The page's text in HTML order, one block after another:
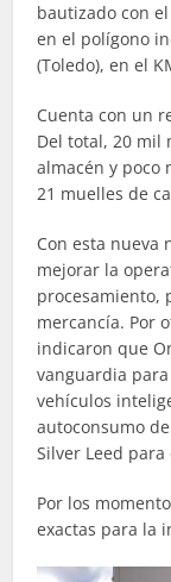
bautizado con
en el polígono
(Toledo), en el
Cuenta con un
Del total, 20 mil
almacén y poco
21 muelles de
Con esta nueva
mejorar la
procesamiento,
mercancía. Por
indicaron que
vanguardia
vehículos
autoconsumo
Silver Leed
Por los
exactas para la